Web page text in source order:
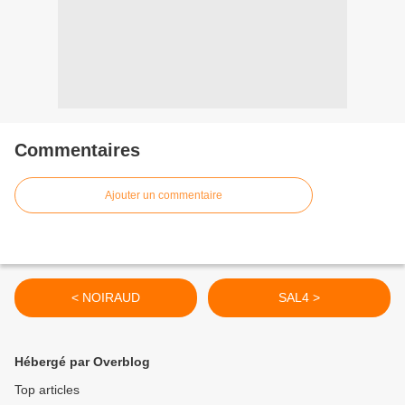
Commentaires
Ajouter un commentaire
< NOIRAUD SAL4 >
Hébergé par Overblog
Top articles